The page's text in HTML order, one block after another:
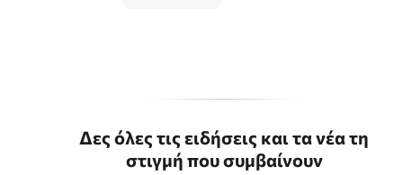
Δες όλες τις ειδήσεις και τα νέα τη
στιγμή που συμβαίνουν